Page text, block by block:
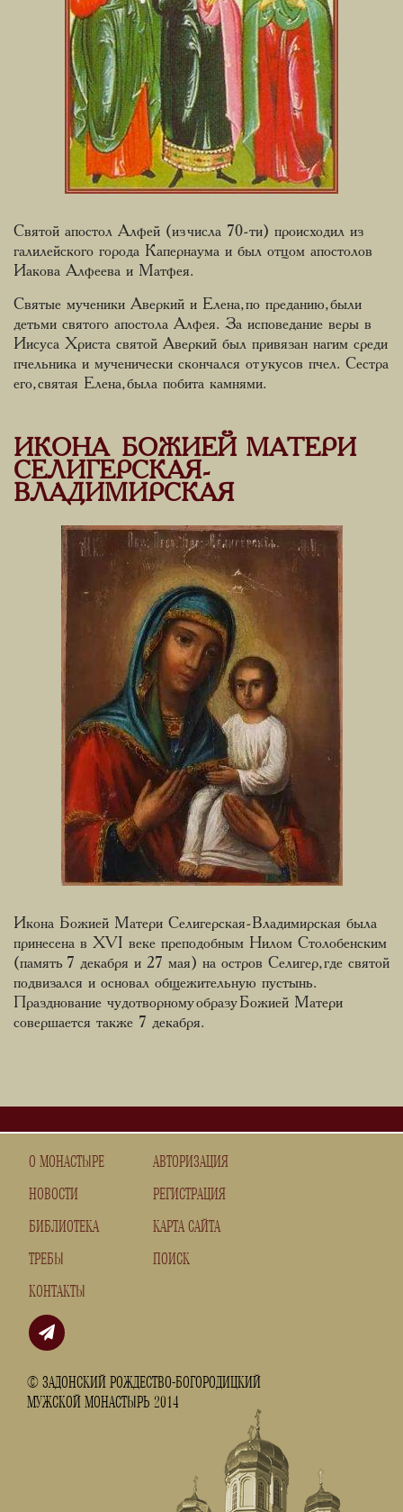
Святой апостол Алфей (из числа 70-ти) происходил из
галилейского города Капернаума и был отцом апостолов
Иакова Алфеева и Матфея.
Святые мученики Аверкий и Елена, по преданию, были
детьми святого апостола Алфея. За исповедание веры в
Иисуса Христа святой Аверкий был привязан нагим среди
пчельника и мученически скончался от укусов пчел. Сестра
его, святая Елена, была побита камнями.
ИКОНА БОЖИЕЙ МАТЕРИ
СЕЛИГЕРСКАЯ-
ВЛАДИМИРСКАЯ
Икона Божией Матери Селигерская-Владимирская была
принесена в ХVI веке преподобным Нилом Столобенским
(память 7 декабря и 27 мая) на остров Селигер, где святой
подвизался и основал общежительную пустынь.
Празднование чудотворному образу Божией Матери
совершается также 7 декабря.
О МОНАСТЫРЕ
НОВОСТИ
БИБЛИОТЕКА
ТРЕБЫ
КОНТАКТЫ
© ЗАДОНСКИЙ РОЖДЕСТВО-БОГОРОДИЦКИЙ
МУЖСКОЙ МОНАСТЫРЬ 2014
АВТОРИЗАЦИЯ
РЕГИСТРАЦИЯ
КАРТА САЙТА
ПОИСК